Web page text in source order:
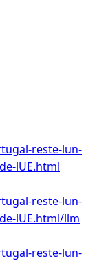
reste-lun-
lUE.html
reste-lun-
lUE.html/llm
reste-lun-